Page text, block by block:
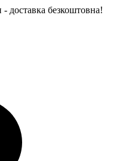
доставка безкоштовна!